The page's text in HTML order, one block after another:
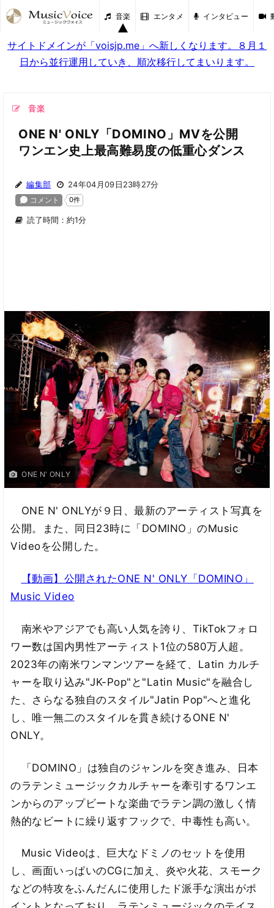
音楽 エンタメ インタビュー
サイトドメインが「voisjp.me」へ新しくなります。８月１
日から並行運用していき、順次移行してまいります。
音楽
ONE N' ONLY「DOMINO」MVを公開
ワンエン史上最高難易度の低重心ダンス
編集部 24年04月09日23時27分
読了時間：約1分
ONE N' ONLY
ONE N' ONLYが９日、最新のアーティスト写真を
公開。また、同日23時に「DOMINO」のMusic
Videoを公開した。
【動画】公開されたONE N' ONLY「DOMINO」
Music Video
南米やアジアでも高い人気を誇り、TikTokフォロ
ワー数は国内男性アーティスト1位の580万人超。
2023年の南米ワンマンツアーを経て、Latin カルチ
ャーを取り込み"JK-Pop"と"Latin Music"を融合し
た、さらなる独自のスタイル"Jatin Pop"へと進化
し、唯一無二のスタイルを貫き続けるONE N'
ONLY。
「DOMINO」は独自のジャンルを突き進み、日本
のラテンミュージックカルチャーを牽引するワンエ
ンからのアップビートな楽曲でラテン調の激しく情
熱的なビートに繰り返すフックで、中毒性も高い。
Music Videoは、巨大なドミノのセットを使用
し、画面いっぱいのCGに加え、炎や火花、スモーク
などの特攻をふんだんに使用したド派手な演出がポ